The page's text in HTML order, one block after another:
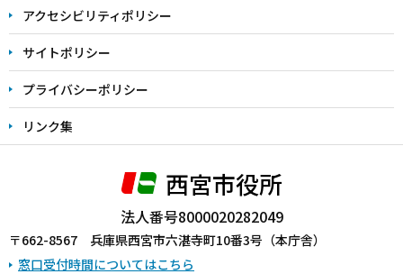
アクセシビリティポリシー
サイトポリシー
プライバシーポリシー
リンク集
西宮市役所
法人番号8000020282049
〒662-8567 兵庫県西宮市六湛寺町10番3号（本庁舎）
窓口受付時間についてはこちら